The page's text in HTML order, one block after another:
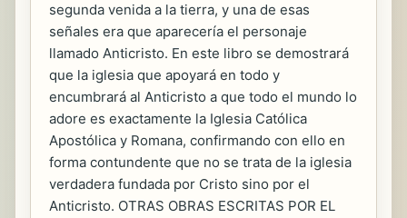
segunda venida a la tierra, y una de esas
señales era que aparecería el personaje
llamado Anticristo. En este libro se demostrará
que la iglesia que apoyará en todo y
encumbrará al Anticristo a que todo el mundo lo
adore es exactamente la Iglesia Católica
Apostólica y Romana, confirmando con ello en
forma contundente que no se trata de la iglesia
verdadera fundada por Cristo sino por el
Anticristo. OTRAS OBRAS ESCRITAS POR EL